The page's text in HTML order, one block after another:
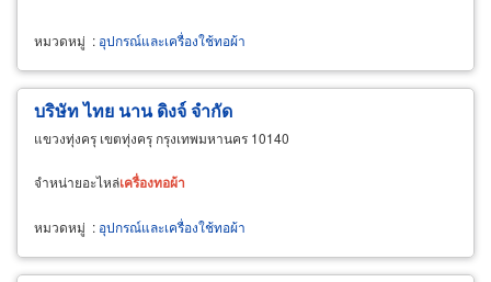
หมวดหมู่ : อุปกรณ์และเครื่องใช้ทอผ้า
บริษัท ไทย นาน ดิงจ์ จำกัด
แขวงทุ่งครุ เขตทุ่งครุ กรุงเทพมหานคร 10140
จำหน่ายอะไหล่เครื่องทอผ้า
หมวดหมู่ : อุปกรณ์และเครื่องใช้ทอผ้า